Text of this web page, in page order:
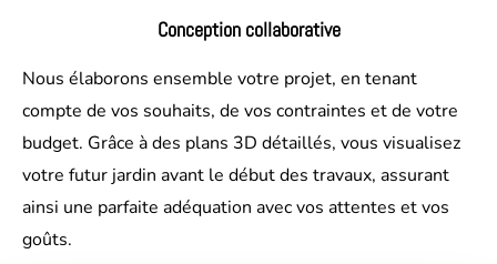
Conception collaborative
Nous élaborons ensemble votre projet, en tenant
compte de vos souhaits, de vos contraintes et de votre
budget. Grâce à des plans 3D détaillés, vous visualisez
votre futur jardin avant le début des travaux, assurant
ainsi une parfaite adéquation avec vos attentes et vos
goûts.